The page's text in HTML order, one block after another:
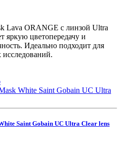
Lava ORANGE с линзой Ultra
яркую цветопередачу и
Идеально подходит для
Saint Gobain UC Ultra Clear lens